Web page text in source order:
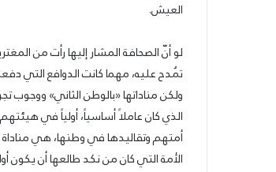
العيش.
لو أنّ الصحافة المشار إليها رأت من
تُمدح عليه، مهما كانت الدوافع التي
ولكن مناداتها «بالوطن الثاني»
الذي كان عاملاً أساسياً، أولياً في
أمتهم وتقاليدها في وطنها، هي
الأمة التي كان من نكد طالعها أن يكون
الأدبية